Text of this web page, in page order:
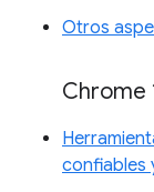
Otros
Chrome
confiables